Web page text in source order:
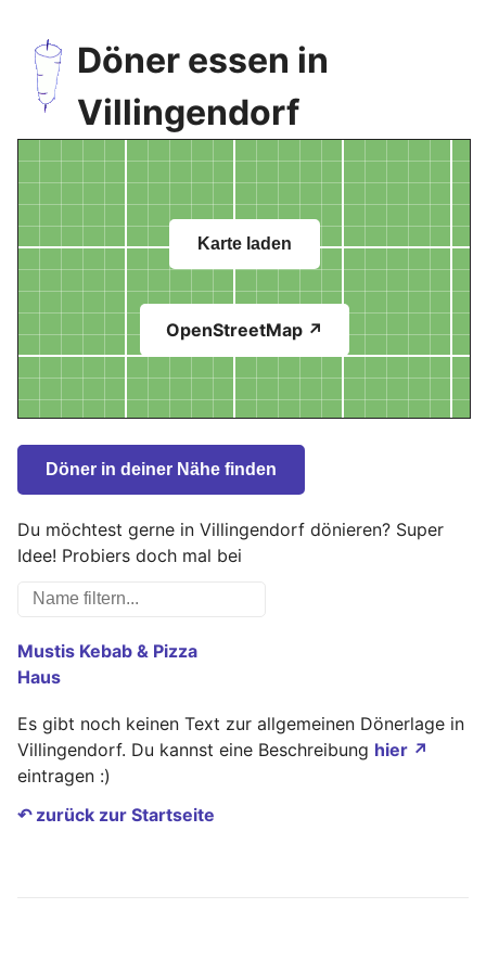
Döner essen in
Villingendorf
Karte laden
OpenStreetMap ↗
Döner in deiner Nähe finden
Du möchtest gerne in Villingendorf dönieren? Super
Idee! Probiers doch mal bei
Mustis Kebab & Pizza
Haus
Es gibt noch keinen Text zur allgemeinen Dönerlage in
Villingendorf. Du kannst eine Beschreibung hier ↗
eintragen :)
↶ zurück zur Startseite